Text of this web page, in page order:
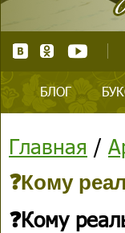
БЛОГ
Главная /
❓Кому
❓Кому